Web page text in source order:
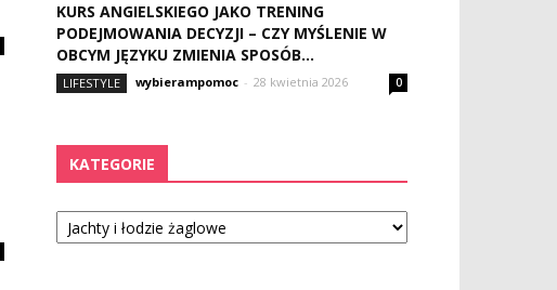
KURS ANGIELSKIEGO JAKO TRENING
PODEJMOWANIA DECYZJI – CZY MYŚLENIE W
OBCYM JĘZYKU ZMIENIA SPOSÓB...
LIFESTYLE wybierampomoc - 28 kwietnia 2026 0
KATEGORIE
Kategorie